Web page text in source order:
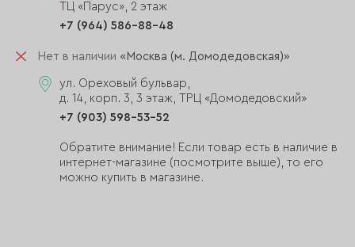
ТЦ «Парус», 2 этаж
+7 (964) 586-88-48
Нет в наличии «Москва (м. Домодедовская)»
ул. Ореховый бульвар,
д. 14, корп. 3, 3 этаж, ТРЦ «Домодедовский»
+7 (903) 598-53-52
Обратите внимание! Если товар есть в наличие в
интернет-магазине (посмотрите выше), то его
можно купить в магазине.